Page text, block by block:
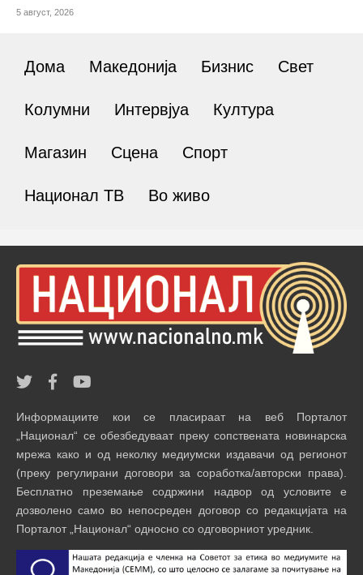
5 август, 2026
Дома Македонија Бизнис Свет
Колумни Интервјуа Култура
Магазин Сцена Спорт
Национал ТВ Во живо
Информациите кои се пласираат на веб Порталот
„Национал“ се обезбедуваат преку сопствената новинарска
мрежа како и од неколку медиумски издавачи од регионот
(преку регулирани договори за соработка/авторски права).
Бесплатно преземање содржини надвор од условите е
дозволено само во непосреден договор со редакцијата на
Порталот „Национал“ односно со одговорниот уредник.